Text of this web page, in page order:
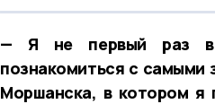
— Я не первый раз в
познакомиться с самыми
Моршанска, в котором я